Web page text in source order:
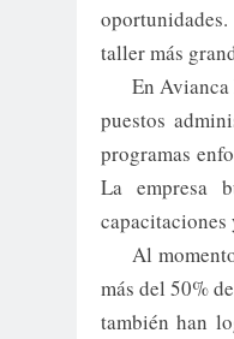
taller más
En
puestos
programas
La empresa
Al
más del 50%
también han